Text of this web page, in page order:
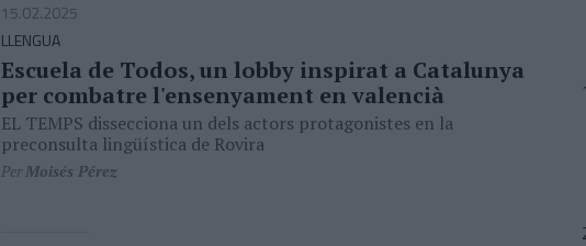
15.02.2025
LLENGUA
Escuela de Todos, un lobby inspirat a Catalunya
per combatre l'ensenyament en valencià
EL TEMPS dissecciona un dels actors protagonistes en la
preconsulta lingüística de Rovira
PerMoisés Pérez